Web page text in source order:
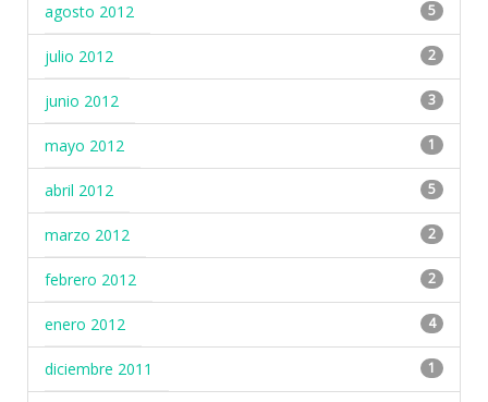
agosto 2012 5
julio 2012 2
junio 2012 3
mayo 2012 1
abril 2012 5
marzo 2012 2
febrero 2012 2
enero 2012 4
diciembre 2011 1